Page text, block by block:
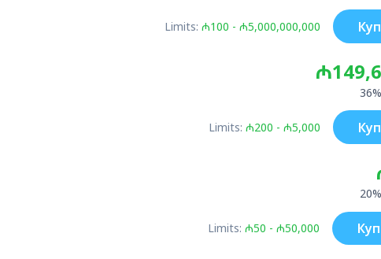
Limits: ₼100 - ₼5,000,000,000
Limits: ₼200 - ₼5,000
Limits: ₼50 - ₼50,000